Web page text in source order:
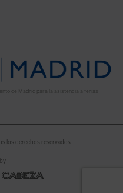
de Madrid para la asistencia a ferias
los derechos reservados.